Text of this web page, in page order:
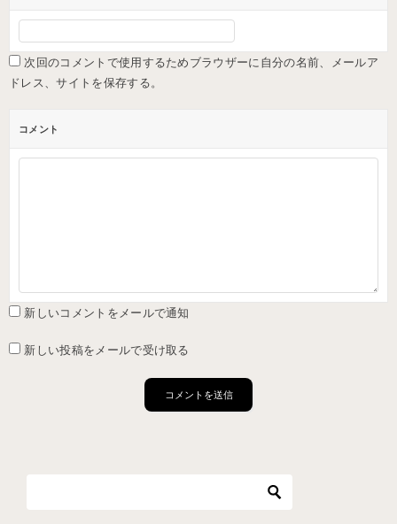
次回のコメントで使用するためブラウザーに自分の名前、メールア
ドレス、サイトを保存する。
コメント
新しいコメントをメールで通知
新しい投稿をメールで受け取る